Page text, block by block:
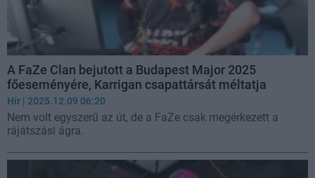
A FaZe Clan bejutott a Budapest Major 2025
főeseményére, Karrigan csapattársát méltatja
Hír | 2025.12.09 06:20
Nem volt egyszerű az út, de a FaZe csak megérkezett a
rájátszási ágra.